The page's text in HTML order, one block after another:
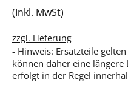
(Inkl. MwSt)
zzgl. Lieferung
- Hinweis: Ersatzteile
können daher eine längere
erfolgt in der Regel